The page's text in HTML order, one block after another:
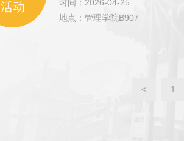
活动
时间：2026-04-25
地点：管理学院B907
< 1